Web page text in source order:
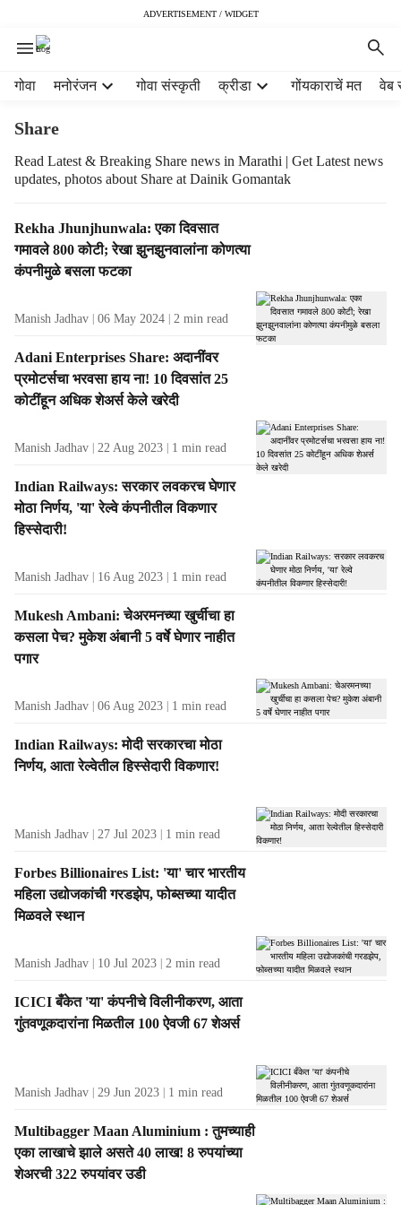
ADVERTISEMENT / WIDGET
गोवा मनोरंजन गोवा संस्कृती क्रीडा गोंयकाराचें मत वेब
Share
Read Latest & Breaking Share news in Marathi | Get Latest news
updates, photos about Share at Dainik Gomantak
T
a
g
s
l
t
s
Rekha Jhunjhunwala: एका दिवसात
गमावले 800 कोटी; रेखा झुनझुनवालांना कोणत्या
कंपनीमुळे बसला फटका
Manish Jadhav 06 May 2024 2 min read
Adani Enterprises Share: अदानींवर
प्रमोटर्सचा भरवसा हाय ना! 10 दिवसांत 25
कोटींहून अधिक शेअर्स केले खरेदी
Manish Jadhav 22 Aug 2023 1 min read
Indian Railways: सरकार लवकरच घेणार
मोठा निर्णय, 'या' रेल्वे कंपनीतील विकणार
हिस्सेदारी!
Manish Jadhav 16 Aug 2023 1 min read
Mukesh Ambani: चेअरमनच्या खुर्चीचा हा
कसला पेच? मुकेश अंबानी 5 वर्षे घेणार नाहीत
पगार
Manish Jadhav 06 Aug 2023 1 min read
Indian Railways: मोदी सरकारचा मोठा
निर्णय, आता रेल्वेतील हिस्सेदारी विकणार!
Manish Jadhav 27 Jul 2023 1 min read
Forbes Billionaires List: 'या' चार भारतीय
महिला उद्योजकांची गरडझेप, फोब्सच्या यादीत
मिळवले स्थान
Manish Jadhav 10 Jul 2023 2 min read
ICICI बँकेत 'या' कंपनीचे विलीनीकरण, आता
गुंतवणूकदारांना मिळतील 100 ऐवजी 67 शेअर्स
Manish Jadhav 29 Jun 2023 1 min read
Multibagger Maan Aluminium : तुमच्याही
एका लाखाचे झाले असते 40 लाख! 8 रुपयांच्या
शेअरची 322 रुपयांवर उडी